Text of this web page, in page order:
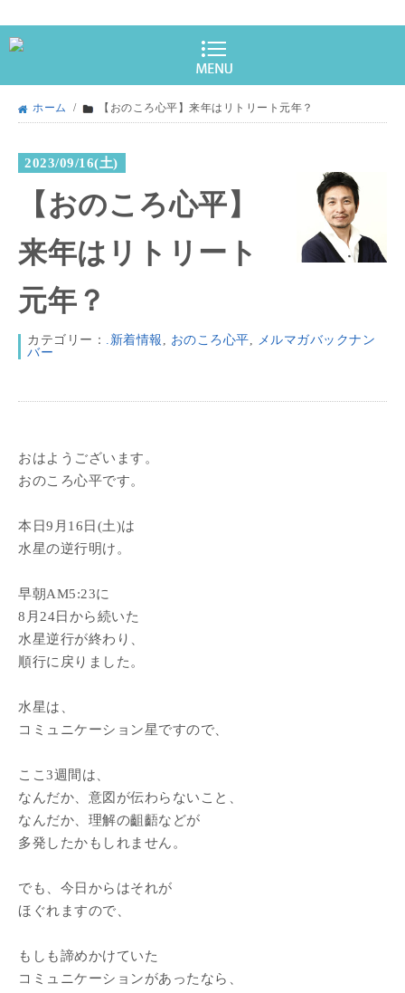
ホーム / 【おのころ心平】来年はリトリート元年？
2023/09/16(土)
【おのころ心平】
来年はリトリート
元年？
カテゴリー： .新着情報 , おのころ心平, メルマガバックナン
バー
おはようございます。
おのころ心平です。
本日9月16日(土)は
水星の逆行明け。
早朝AM5:23に
8月24日から続いた
水星逆行が終わり、
順行に戻りました。
水星は、
コミュニケーション星ですので、
ここ3週間は、
なんだか、意図が伝わらないこと、
なんだか、理解の齟齬などが
多発したかもしれません。
でも、今日からはそれが
ほぐれますので、
もしも諦めかけていた
コミュニケーションがあったなら、